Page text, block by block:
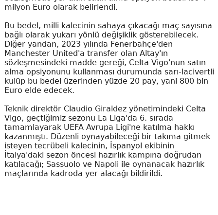
milyon Euro olarak belirlendi.
Bu bedel, milli kalecinin sahaya çıkacağı maç sayısına
bağlı olarak yukarı yönlü değişiklik gösterebilecek.
Diğer yandan, 2023 yılında Fenerbahçe'den
Manchester United'a transfer olan Altay'ın
sözleşmesindeki madde gereği, Celta Vigo'nun satın
alma opsiyonunu kullanması durumunda sarı-lacivertli
kulüp bu bedel üzerinden yüzde 20 pay, yani 800 bin
Euro elde edecek.
Teknik direktör Claudio Giraldez yönetimindeki Celta
Vigo, geçtiğimiz sezonu La Liga'da 6. sırada
tamamlayarak UEFA Avrupa Ligi'ne katılma hakkı
kazanmıştı. Düzenli oynayabileceği bir takıma gitmek
isteyen tecrübeli kalecinin, İspanyol ekibinin
İtalya'daki sezon öncesi hazırlık kampına doğrudan
katılacağı; Sassuolo ve Napoli ile oynanacak hazırlık
maçlarında kadroda yer alacağı bildirildi.